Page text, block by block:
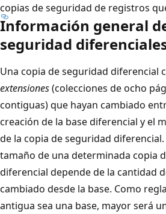
copias de seguridad de registros
Información general
seguridad
Una copia de seguridad diferencial
extensiones(colecciones de ocho
contiguas) que hayan cambiado
creación de la base diferencial y el
de la copia de seguridad
tamaño de una determinada copia
diferencial depende de la cantidad
cambiado desde la base. Como
antigua sea una base, mayor será